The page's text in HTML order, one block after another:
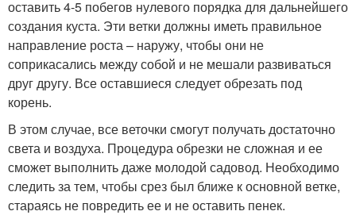
оставить 4-5 побегов нулевого порядка для дальнейшего
создания куста. Эти ветки должны иметь правильное
направление роста – наружу, чтобы они не
соприкасались между собой и не мешали развиваться
друг другу. Все оставшиеся следует обрезать под
корень.
В этом случае, все веточки смогут получать достаточно
света и воздуха. Процедура обрезки не сложная и ее
сможет выполнить даже молодой садовод. Необходимо
следить за тем, чтобы срез был ближе к основной ветке,
стараясь не повредить ее и не оставить пенек.